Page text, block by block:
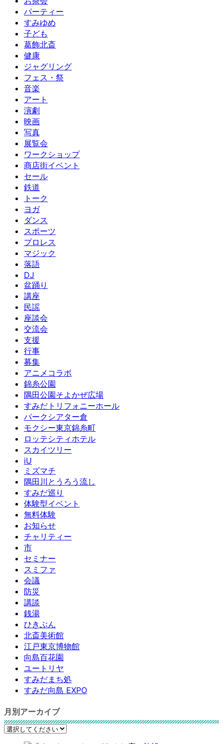
パーティー
すみゆめ
子ども
葛飾北斎
健康
ジャグリング
フェス・祭
音楽
アート
演劇
映画
写真
展覧会
ワークショップ
商店街イベント
セール
鉄道
トーク
ヨガ
ダンス
スポーツ
プロレス
マジック
落語
DJ
盆踊り
講座
民謡
座談会
交流会
支援
行事
募集
アニメコラボ
錦糸公園
隅田公園そよかぜ広場
すみだトリフォニーホール
パークシアター倉
モクシー東京錦糸町
ロッテシティホテル
スカイツリー
iU
ミズマチ
隅田川とうろう流し
すみだ巡り
体験型イベント
無料体験
お知らせ
チャリティー
市
セミナー
スミファ
会議
防災
講談
銭湯
ひきぶん
北斎美術館
江戸東京博物館
向島百花園
ユートリヤ
すみだまち処
すみだ向島 EXPO
月別アーカイブ